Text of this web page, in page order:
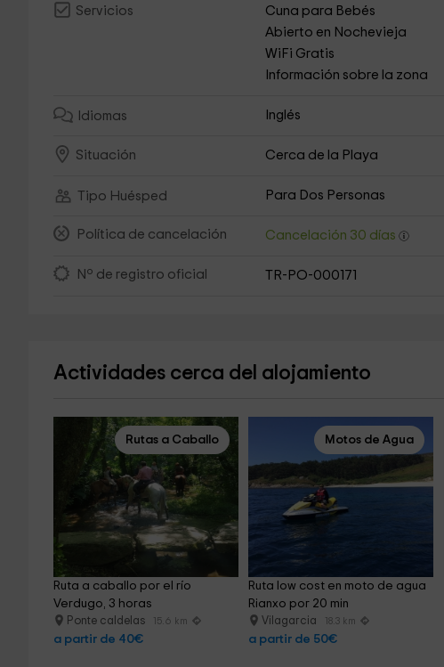
Servicios Cuna para Bebés
Abierto en Nochevieja
WiFi Gratis
Información sobre la zona
Idiomas Inglés
Situación Cerca de la Playa
Tipo Huésped Para Dos Personas
Política de cancelación Cancelación 30 días
Nº de registro oficial TR-PO-000171
Actividades cerca del alojamiento
Rutas a Caballo
Ruta a caballo por el río
Verdugo, 3 horas
Ponte caldelas 15.6 km
a partir de 40€
Motos de Agua
Ruta low cost en moto de agua
Rianxo por 20 min
Vilagarcia 18.3 km
a partir de 50€